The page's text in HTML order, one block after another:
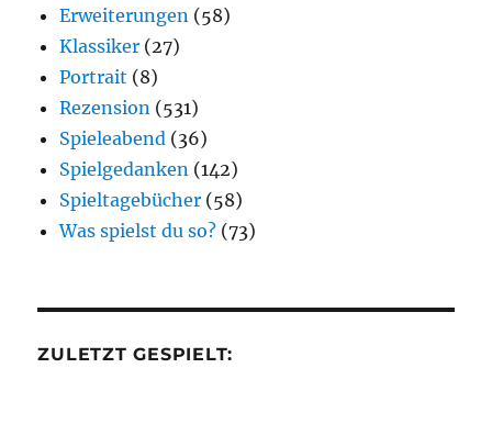
Erweiterungen (58)
Klassiker (27)
Portrait (8)
Rezension (531)
Spieleabend (36)
Spielgedanken (142)
Spieltagebücher (58)
Was spielst du so? (73)
ZULETZT GESPIELT: